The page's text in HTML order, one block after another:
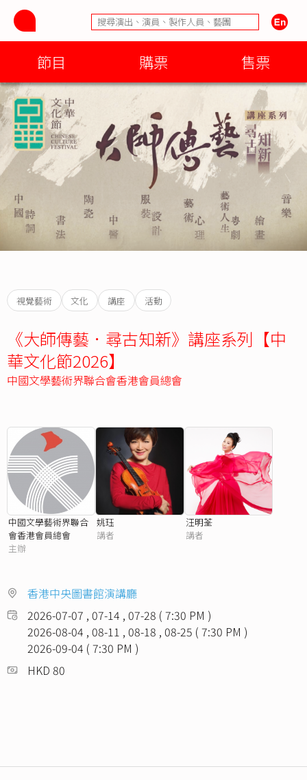
節目 購票 售票
視覺藝術 文化 講座 活動
《大師傳藝．尋古知新》講座系列【中
華文化節2026】
中國文學藝術界聯合會香港會員總會
中國文學藝術界聯合
會香港會員總會
主辦
姚珏
講者
汪明荃
講者
香港中央圖書館演講廳
2026-07-07 , 07-14 , 07-28 ( 7:30 PM )
2026-08-04 , 08-11 , 08-18 , 08-25 ( 7:30 PM )
2026-09-04 ( 7:30 PM )
HKD 80